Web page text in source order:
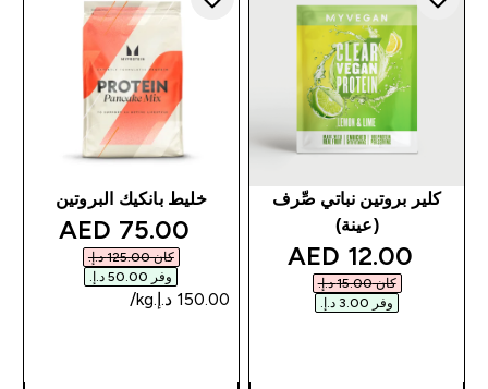
كلير بروتين نباتي صِّرف
(عينة)
discounted price
12.00 AED‎
كان ‏15.00 د.إ.‏‎
وفر ‏3.00 د.إ.‏‎
خليط بانكيك البروتين
price
75.00 AED‎
كان ‏125.00 د.إ.‏‎
وفر ‏50.00 د.إ.‏‎